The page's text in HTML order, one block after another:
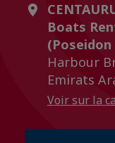
Boats
(Poseidon
Harbour
Emirats
Voir sur la